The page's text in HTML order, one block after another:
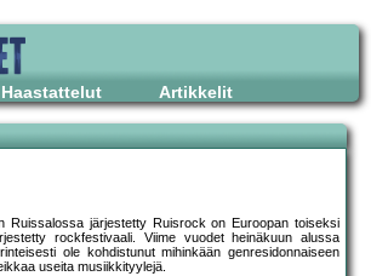
Haastattelut Artikkelit
Ruissalossa järjestetty Ruisrock on Euroopan toiseksi
rockfestivaali. Viime vuodet heinäkuun alussa
ole kohdistunut mihinkään genresidonnaiseen
useita musiikkityylejä.